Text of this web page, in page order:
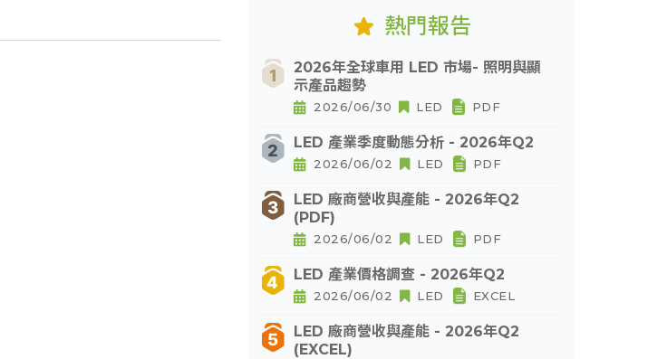
熱門報告
2026年全球車用 LED 市場- 照明與顯
示產品趨勢
2026/06/30 LED PDF
LED 產業季度動態分析 - 2026年Q2
2026/06/02 LED PDF
LED 廠商營收與產能 - 2026年Q2
(PDF)
2026/06/02 LED PDF
LED 產業價格調查 - 2026年Q2
2026/06/02 LED EXCEL
LED 廠商營收與產能 - 2026年Q2
(EXCEL)